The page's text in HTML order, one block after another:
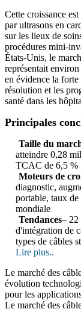
Cette croissance
par ultrasons en
sur les lieux de
procédures mini-
États-Unis, le
représentait
en évidence la forte
résolution et les
santé dans les
Principales
Taille du
atteindre 0,28
TCAC de 6,5 %
Moteurs de
diagnostic,
portable, taux
mondiale
Tendances– 22
d'intégration de
types de câbles
Lire plus..
Le marché des
évolution
pour les
Le marché des